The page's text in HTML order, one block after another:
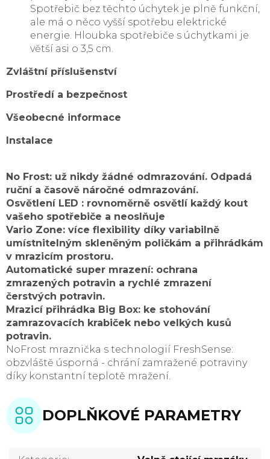
Spotřebič bez těchto úchytek je plně funkční,
ale má o něco vyšší spotřebu elektrické
energie. Hloubka spotřebiče s úchytkami je
větší asi o 3,5 cm.
Zvláštní příslušenství
Prostředí a bezpečnost
Všeobecné informace
Instalace
No Frost: už nikdy žádné odmrazování. Odpadá
ruční a časově náročné odmrazování.
Osvětlení LED : rovnoměrně osvětlí každý kout
vašeho spotřebiče a neoslňuje
Vario Zone: více flexibility díky variabilně
umístnitelným skleněným poličkám a přihrádkám
v mrazicím prostoru.
Automatické super mrazení: ochrana
zmrazených potravin a rychlé zmrazení
čerstvých potravin.
Mrazicí přihrádka Big Box: ke stohování
zamrazovacích krabiček nebo velkých kusů
potravin.
NoFrost mraznička s technologií FreshSense:
obzvláště úsporná - chrání zamražené potraviny
díky konstantní teplotě mražení.
DOPLŇKOVÉ PARAMETRY